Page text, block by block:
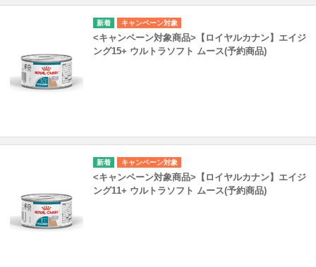
キャンペーン対象
<キャンペーン対象商品>【ロイヤルカナン】エイジ
ング15+ ウルトラソフト ムース(予約商品)
キャンペーン対象
<キャンペーン対象商品>【ロイヤルカナン】エイジ
ング11+ ウルトラソフト ムース(予約商品)